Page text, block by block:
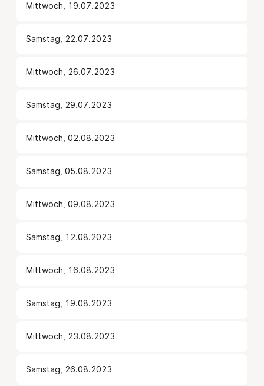
Mittwoch, 19.07.2023
Samstag, 22.07.2023
Mittwoch, 26.07.2023
Samstag, 29.07.2023
Mittwoch, 02.08.2023
Samstag, 05.08.2023
Mittwoch, 09.08.2023
Samstag, 12.08.2023
Mittwoch, 16.08.2023
Samstag, 19.08.2023
Mittwoch, 23.08.2023
Samstag, 26.08.2023